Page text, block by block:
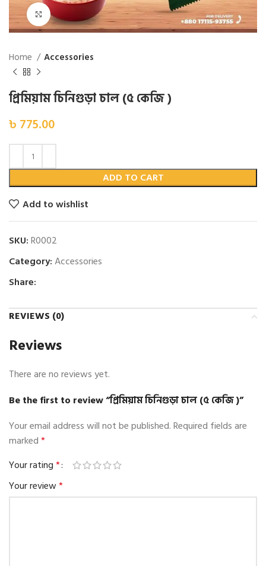
Click to enlarge
Home Accessories
প্রিমিয়াম চিনিগুড়া চাল (৫ কেজি )
৳ 775.00
ADD TO CART
Add to wishlist
SKU:R0002
Category:Accessories
Share:
REVIEWS (0)
Reviews
There are no reviews yet.
Be the first to review “প্রিমিয়াম চিনিগুড়া চাল (৫ কেজি )”
Your email address will not be published.Required fields are
marked*
Your rating*
Your review*